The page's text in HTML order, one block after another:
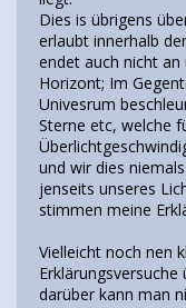
Dies is übrigens
erlaubt innerhalb
endet auch nicht
Horizont; Im
Univesrum
Sterne etc, welche
und wir dies
jenseits unseres
stimmen meine
Vielleicht noch nen
darüber kann man